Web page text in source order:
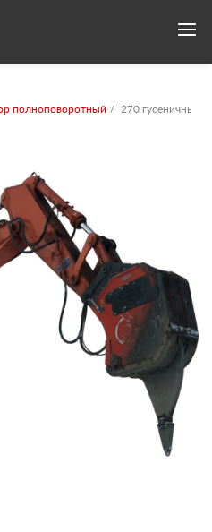
полноповоротный 270 гусеничный